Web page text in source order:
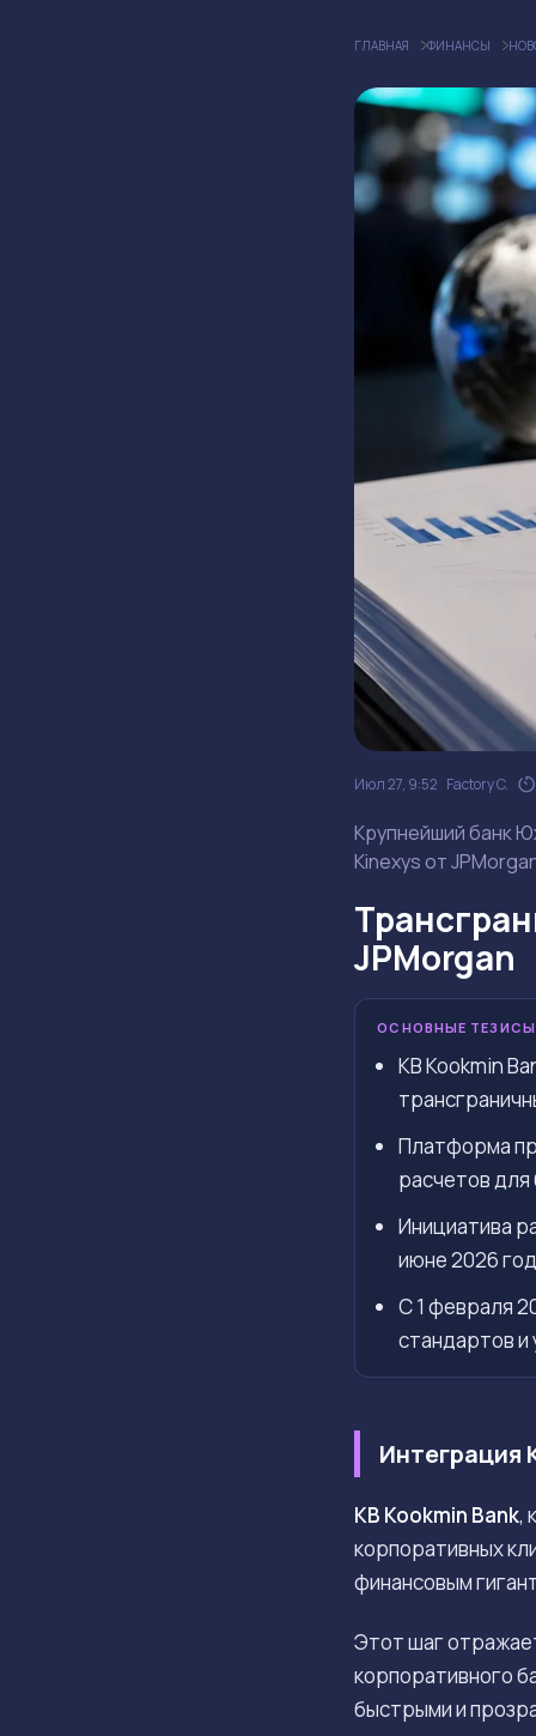
ГЛАВНАЯ ФИНАНСЫ
Июл 27, 9:52 Factory C.
Крупнейший банк
Kinexys от
JPMorgan
ОСНОВНЫЕ ТЕЗИСЫ
KB Kookmin
Платформа
расчетов для
Инициатива
июне 2026
С 1 февраля
стандартов
Интеграция
KB Kookmin Bank,
корпоративных
финансовым
Этот шаг
корпоративного
быстрыми и